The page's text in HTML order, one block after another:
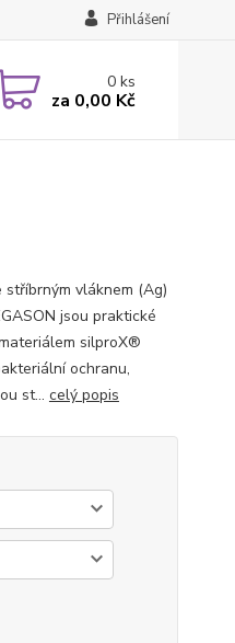
Přihlášení
0ks
za 0,00 Kč
stříbrným vláknem (Ag)
jsou praktické
silproX®
ochranu,
st... celý popis